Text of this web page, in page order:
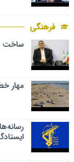
فرهنگی
ساخت ۸۵۰۰ کلاس درس در سیستان‌وبلوچستان
مهار